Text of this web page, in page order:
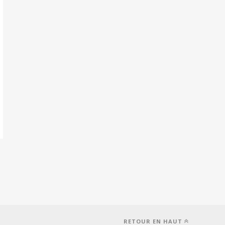
RETOUR EN HAUT